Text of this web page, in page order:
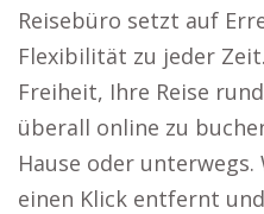
Reisebüro setzt auf
Flexibilität zu jeder
Freiheit, Ihre Reise
überall online zu
Hause oder
einen Klick entfernt